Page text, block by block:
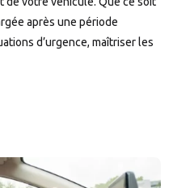
après une période
d’urgence, maîtriser les